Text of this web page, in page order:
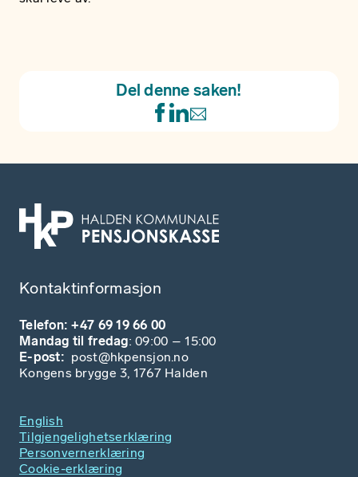
Del denne saken!
Kontaktinformasjon
Telefon: +47 69 19 66 00
Mandag til fredag: 09:00 – 15:00
E-post: post@hkpensjon.no
Kongens brygge 3, 1767 Halden
English
Tilgjengelighetserklæring
Personvernerklæring
Cookie-erklæring